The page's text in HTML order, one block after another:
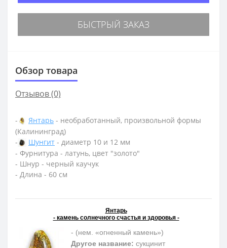
БЫСТРЫЙ ЗАКАЗ
Обзор товара
Отзывов (0)
- Янтарь - необработанный, произвольной формы
(Калининград)
-
Шунгит - диаметр 10 и 12 мм
- Фурнитура - латунь, цвет "золото"
- Шнур - черный каучук
- Длина - 60 см
Янтарь
- камень солнечного счастья и здоровья -
- (нем. «огненный камень»)
Другое название: сукцинит